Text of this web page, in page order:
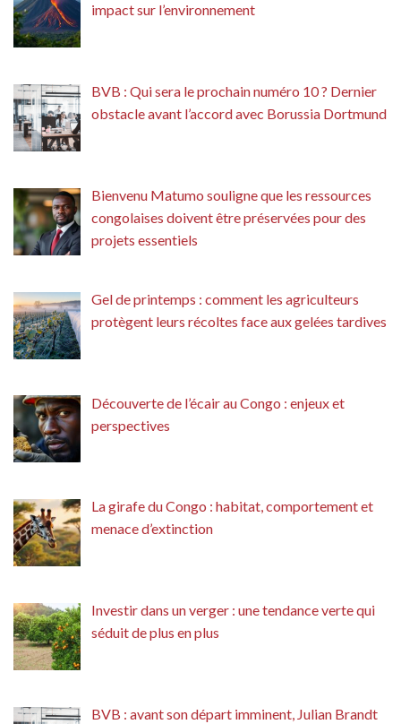
impact sur l’environnement
BVB : Qui sera le prochain numéro 10 ? Dernier
obstacle avant l’accord avec Borussia Dortmund
Bienvenu Matumo souligne que les ressources
congolaises doivent être préservées pour des
projets essentiels
Gel de printemps : comment les agriculteurs
protègent leurs récoltes face aux gelées tardives
Découverte de l’écair au Congo : enjeux et
perspectives
La girafe du Congo : habitat, comportement et
menace d’extinction
Investir dans un verger : une tendance verte qui
séduit de plus en plus
BVB : avant son départ imminent, Julian Brandt